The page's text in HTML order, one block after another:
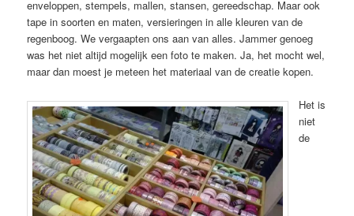
enveloppen, stempels, mallen, stansen, gereedschap. Maar ook
tape in soorten en maten, versieringen in alle kleuren van de
regenboog. We vergaapten ons aan van alles. Jammer genoeg
was het niet altijd mogelijk een foto te maken. Ja, het mocht wel,
maar dan moest je meteen het materiaal van de creatie kopen.
Het is
niet
de